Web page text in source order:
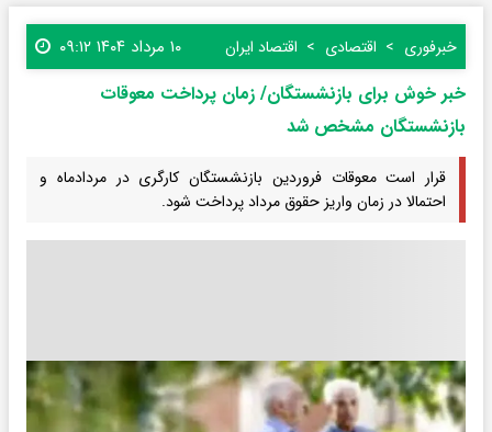
خبرفوری اقتصادی اقتصاد ایران ۱۰ مرداد ۱۴۰۴ ۰۹:۱۲
خبر خوش برای بازنشستگان/ زمان پرداخت معوقات
بازنشستگان مشخص شد
قرار است معوقات فروردین بازنشستگان کارگری در مردادماه و
احتمالا در زمان واریز حقوق مرداد پرداخت شود.